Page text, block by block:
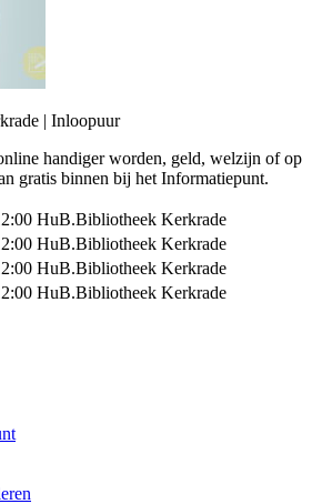
| Inloopuur
handiger worden, geld, welzijn of op
gratis binnen bij het Informatiepunt.
HuB.Bibliotheek Kerkrade
HuB.Bibliotheek Kerkrade
HuB.Bibliotheek Kerkrade
HuB.Bibliotheek Kerkrade